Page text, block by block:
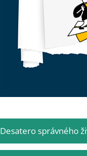
Desatero správného